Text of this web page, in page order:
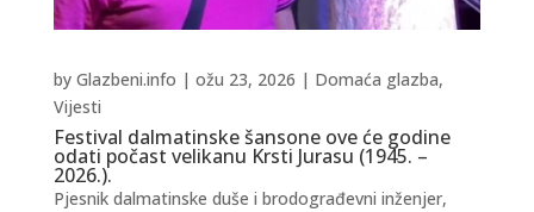
Festival dalmatinske šansone ove će godine
odati počast velikanu Krsti Jurasu (1945. –
2026.).
by Glazbeni.info | ožu 23, 2026 | Domaća glazba,
Vijesti
Pjesnik dalmatinske duše i brodograđevni inženjer,